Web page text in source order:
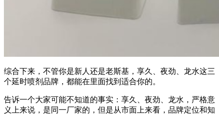
综合下来，不管你是新人还是老斯基，享久、夜劲、龙水这三
个延时喷剂品牌，都能在里面找到适合你的。
告诉一个大家可能不知道的事实：享久、夜劲、龙水，严格意
义上来说，是同一厂家的，但是从市面上来看，品牌定位和知